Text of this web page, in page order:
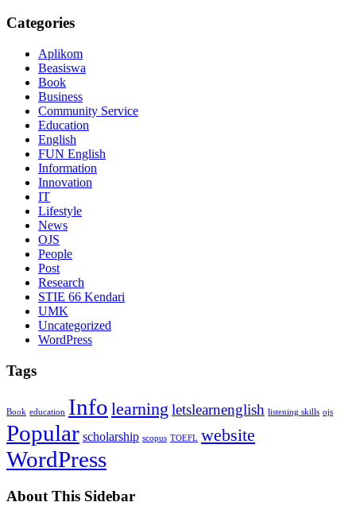
Categories
Aplikom
Beasiswa
Book
Business
Community Service
Education
English
FUN English
Information
Innovation
IT
Lifestyle
News
OJS
People
Post
Research
STIE 66 Kendari
UMK
Uncategorized
WordPress
Tags
Book education Info learning letslearnenglish listening skills ojs
Popular scholarship scopus TOEFL website
WordPress
About This Sidebar